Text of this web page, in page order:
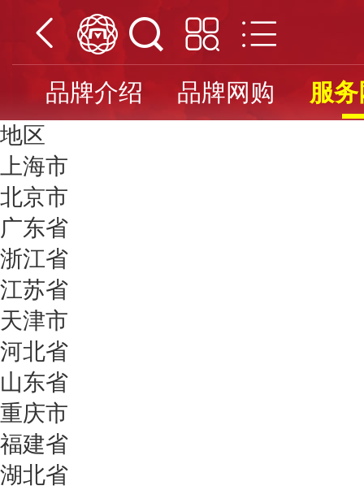
品牌介绍 品牌网购 服
地区
上海市
北京市
广东省
浙江省
江苏省
天津市
河北省
山东省
重庆市
福建省
湖北省